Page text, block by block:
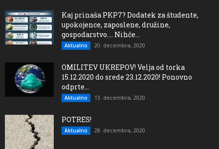
Kaj prinaša PKP7? Dodatek za študente,
upokojence, zaposlene, družine,
gospodarstvo…. Nihče...
Aktualno 20. decembra, 2020
OMILITEV UKREPOV! Velja od torka
15.12.2020 do srede 23.12.2020! Ponovno
odprte...
Aktualno 13. decembra, 2020
POTRES!
Aktualno 28. decembra, 2020